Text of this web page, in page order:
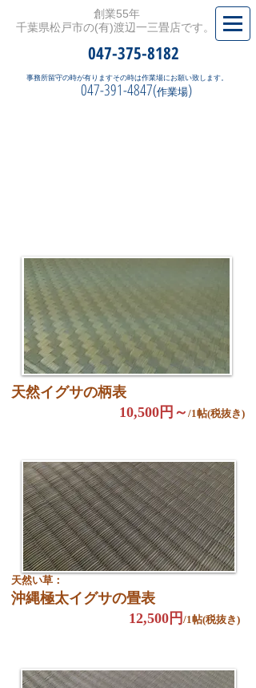
創業55年
千葉県松戸市の(有)渡辺一三畳店です。
047-375-8182
事務所留守の時が有りますその時は作業場にお願い致します。
047-391-4847(作業場)
天然イグサの柄表
10,500円～ /1帖(税抜き)
天然い草：
沖縄極太イグサの畳表
12,500円 /1帖(税抜き)